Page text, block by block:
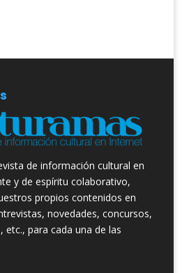
de información cultural en
y de espíritu colaborativo,
propios contenidos en
novedades, concursos,
etc., para cada una de las